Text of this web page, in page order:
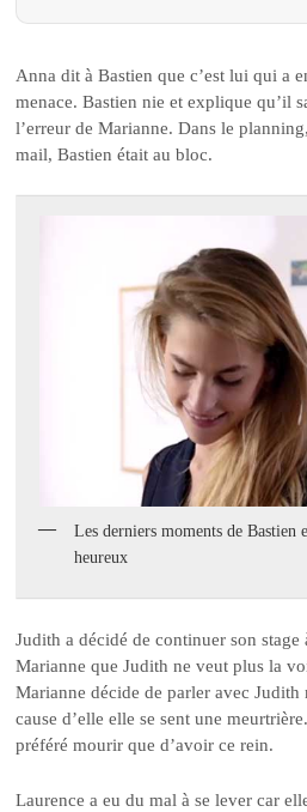
Anna dit à Bastien que c’est lui qui a
menace. Bastien nie et explique qu’il
l’erreur de Marianne. Dans le
mail, Bastien était au bloc.
Les derniers moments de Bastien
heureux
Judith a décidé de continuer son
Marianne que Judith ne veut plus la
Marianne décide de parler avec
cause d’elle elle se sent une
préféré mourir que d’avoir ce rein.
Laurence a eu du mal à se lever car